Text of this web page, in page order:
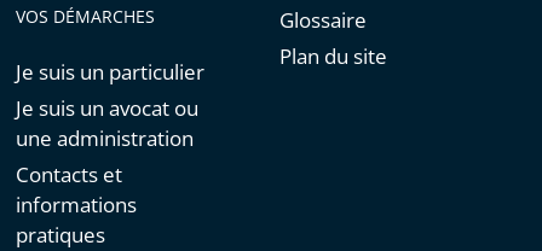
VOS DÉMARCHES
Je suis un particulier
Je suis un avocat ou
une administration
Contacts et
informations
pratiques
Glossaire
Plan du site